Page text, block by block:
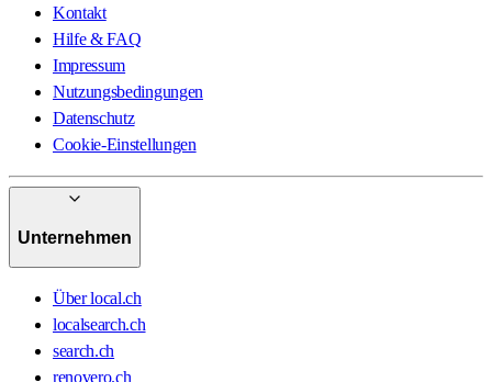
Kontakt
Hilfe & FAQ
Impressum
Nutzungsbedingungen
Datenschutz
Cookie-Einstellungen
Unternehmen
Über local.ch
localsearch.ch
search.ch
renovero.ch